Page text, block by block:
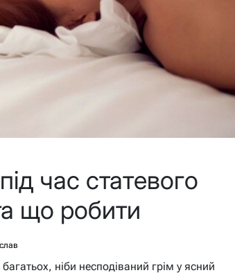
час статевого
що робити
ніби несподіваний грім у ясний